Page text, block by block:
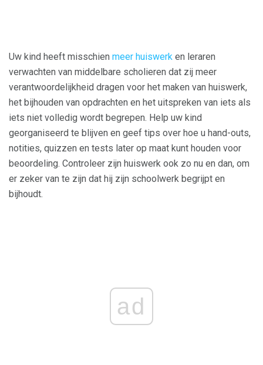
Uw kind heeft misschien meer huiswerk en leraren
verwachten van middelbare scholieren dat zij meer
verantwoordelijkheid dragen voor het maken van huiswerk,
het bijhouden van opdrachten en het uitspreken van iets als
iets niet volledig wordt begrepen. Help uw kind
georganiseerd te blijven en geef tips over hoe u hand-outs,
notities, quizzen en tests later op maat kunt houden voor
beoordeling. Controleer zijn huiswerk ook zo nu en dan, om
er zeker van te zijn dat hij zijn schoolwerk begrijpt en
bijhoudt.
ad